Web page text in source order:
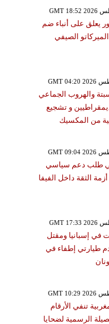
يعلق على أنباء ضم
الصيفي
والهروب الجماعي
و تشجيع
من المكسيك
طلب دعم سياسي
الثقة داخل الفيفا
في إسبانيا ومقتل
طيارتي إطفاء في
تنفي الأرقام
الرسمية لضحايا